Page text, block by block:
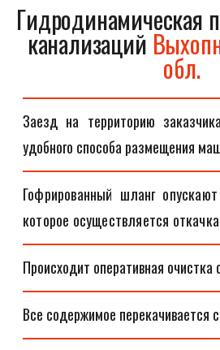
Гидродинамическая
канализаций
обл.
Заезд на территорию
удобного способа размещения
Гофрированный шланг
которое осуществляется
Происходит оперативная очистка
Все содержимое перекачивается